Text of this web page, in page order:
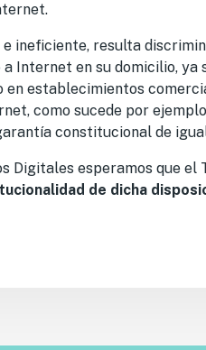
ineficiente, resulta
Internet en su domicilio,
en establecimientos
como sucede por
constitucional de
Digitales esperamos que
de dicha